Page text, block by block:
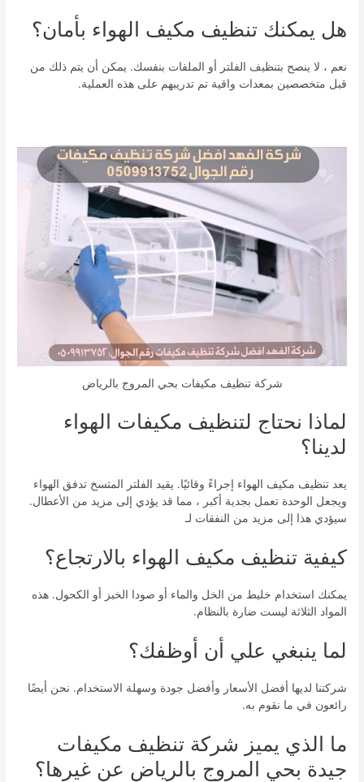
هل يمكنك تنظيف مكيف الهواء بأمان؟
نعم ، لا ينصح بتنظيف الفلتر أو الملفات بنفسك. يمكن أن يتم ذلك من
قبل متخصصين بمعدات واقية تم تدريبهم على هذه العملية.
شركة تنظيف مكيفات بحي المروج بالرياض
لماذا نحتاج لتنظيف مكيفات الهواء
لدينا؟
يعد تنظيف مكيف الهواء إجراءً وقائيًا. يقيد الفلتر المتسخ تدفق الهواء
ويجعل الوحدة تعمل بجدية أكبر ، مما قد يؤدي إلى مزيد من الأعطال.
سيؤدي هذا إلى مزيد من النفقات لـ
كيفية تنظيف مكيف الهواء بالارتجاع؟
يمكنك استخدام خليط من الخل والماء أو صودا الخبز أو الكحول. هذه
المواد الثلاثة ليست ضارة بالنظام.
لما ينبغي علي أن أوظفك؟
شركتنا لديها أفضل الأسعار وأفضل جودة وسهلة الاستخدام. نحن أيضًا
رائعون في ما نقوم به.
ما الذي يميز شركة تنظيف مكيفات
جيدة بحي المروج بالرياض عن غيرها؟